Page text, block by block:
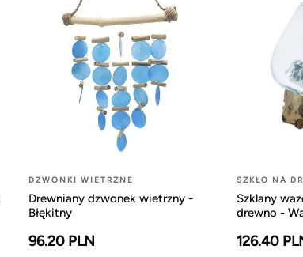
DZWONKI WIETRZNE
Drewniany dzwonek wietrzny -
Błękitny
96.20 PLN
SZKŁO NA
Szklany
drewno -
126.40